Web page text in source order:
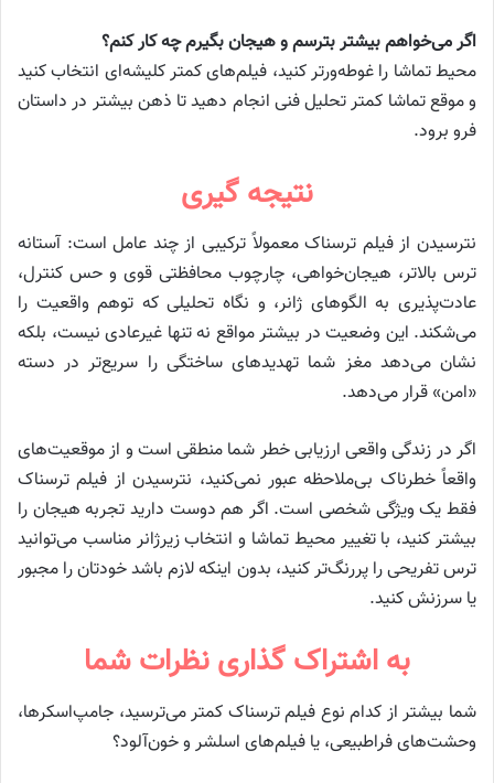
اگر می‌خواهم بیشتر بترسم و هیجان بگیرم چه کار کنم؟
محیط تماشا را غوطه‌ورتر کنید، فیلم‌های کمتر کلیشه‌ای انتخاب کنید
و موقع تماشا کمتر تحلیل فنی انجام دهید تا ذهن بیشتر در داستان
فرو برود.
نتیجه گیری
نترسیدن از فیلم ترسناک معمولاً ترکیبی از چند عامل است: آستانه
ترس بالاتر، هیجان‌خواهی، چارچوب محافظتی قوی و حس کنترل،
عادت‌پذیری به الگوهای ژانر، و نگاه تحلیلی که توهم واقعیت را
می‌شکند. این وضعیت در بیشتر مواقع نه تنها غیرعادی نیست، بلکه
نشان می‌دهد مغز شما تهدیدهای ساختگی را سریع‌تر در دسته
«امن» قرار می‌دهد.
اگر در زندگی واقعی ارزیابی خطر شما منطقی است و از موقعیت‌های
واقعاً خطرناک بی‌ملاحظه عبور نمی‌کنید، نترسیدن از فیلم ترسناک
فقط یک ویژگی شخصی است. اگر هم دوست دارید تجربه هیجان را
بیشتر کنید، با تغییر محیط تماشا و انتخاب زیرژانر مناسب می‌توانید
ترس تفریحی را پررنگ‌تر کنید، بدون اینکه لازم باشد خودتان را مجبور
یا سرزنش کنید.
به اشتراک گذاری نظرات شما
شما بیشتر از کدام نوع فیلم ترسناک کمتر می‌ترسید، جامپ‌اسکرها،
وحشت‌های فراطبیعی، یا فیلم‌های اسلشر و خون‌آلود؟